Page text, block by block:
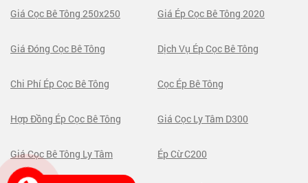
Giá Cọc Bê Tông 250x250 Giá Ép Cọc Bê Tông 2020
Giá Đóng Cọc Bê Tông Dịch Vụ Ép Cọc Bê Tông
Chi Phí Ép Cọc Bê Tông Cọc Ép Bê Tông
Hợp Đồng Ép Cọc Bê Tông Giá Cọc Ly Tâm D300
Giá Cọc Bê Tông Ly Tâm Ép Cừ C200